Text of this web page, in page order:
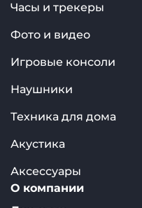
Часы и трекеры
Фото и видео
Игровые консоли
Наушники
Техника для дома
Акустика
Аксессуары
О компании